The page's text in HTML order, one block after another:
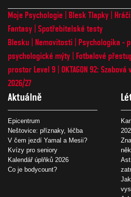
Moje Psychologie Blesk Tlapky
Fantasy Spotřebitelské testy
Blesku
Nemovitosti
Psychologika -
psychologické mýty
Fotbalové
prostor Level 9 OKTAGON 92:
2026/27
Aktuálně
Epicentrum
Neštovice: příznaky, léčba
V čem jezdí Yamal a Mesii?
Kvízy pro seniory
Kalendář úplňků 2026
Co je bodycount?